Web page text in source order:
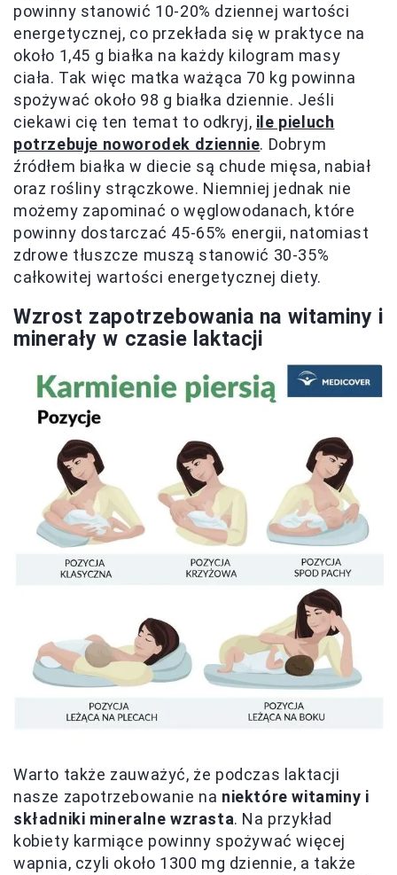
powinny stanowić 10-20% dziennej wartości
energetycznej, co przekłada się w praktyce na
około 1,45 g białka na każdy kilogram masy
ciała. Tak więc matka ważąca 70 kg powinna
spożywać około 98 g białka dziennie. Jeśli
ciekawi cię ten temat to odkryj, ile pieluch
potrzebuje noworodek dziennie. Dobrym
źródłem białka w diecie są chude mięsa, nabiał
oraz rośliny strączkowe. Niemniej jednak nie
możemy zapominać o węglowodanach, które
powinny dostarczać 45-65% energii, natomiast
zdrowe tłuszcze muszą stanowić 30-35%
całkowitej wartości energetycznej diety.
Wzrost zapotrzebowania na witaminy i
minerały w czasie laktacji
Warto także zauważyć, że podczas laktacji
nasze zapotrzebowanie na niektóre witaminy i
składniki mineralne wzrasta. Na przykład
kobiety karmiące powinny spożywać więcej
wapnia, czyli około 1300 mg dziennie, a także